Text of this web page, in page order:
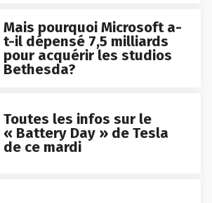
Mais pourquoi Microsoft a-
t-il dépensé 7,5 milliards
pour acquérir les studios
Bethesda?
Toutes les infos sur le
« Battery Day » de Tesla
de ce mardi